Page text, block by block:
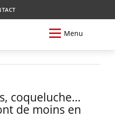
Menu
coqueluche...
de moins en